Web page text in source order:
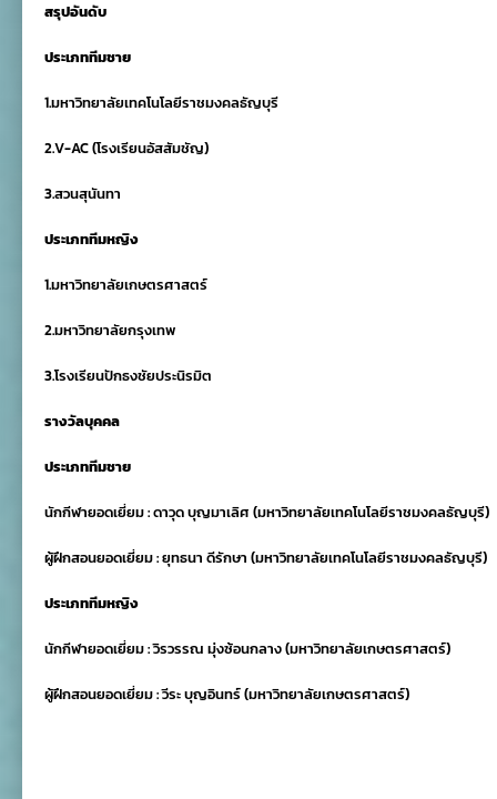
สรุปอันดับ
ประเภททีมชาย
1.มหาวิทยาลัยเทคโนโลยีราชมงคลธัญบุรี
2.V-AC (โรงเรียนอัสสัมชัญ)
3.สวนสุนันทา
ประเภททีมหญิง
1.มหาวิทยาลัยเกษตรศาสตร์
2.มหาวิทยาลัยกรุงเทพ
3.โรงเรียนปักธงชัยประนิรมิต
รางวัลบุคคล
ประเภททีมชาย
นักกีฬายอดเยี่ยม:ดาวุด บุญมาเลิศ (มหาวิทยาลัยเทคโนโลยีราชมงคลธัญบุรี)
ผู้ฝึกสอนยอดเยี่ยม:ยุทธนา ดีรักษา (มหาวิทยาลัยเทคโนโลยีราชมงคลธัญบุรี)
ประเภททีมหญิง
นักกีฬายอดเยี่ยม:วิรวรรณ มุ่งซ้อนกลาง(มหาวิทยาลัยเกษตรศาสตร์)
ผู้ฝึกสอนยอดเยี่ยม:วีระ บุญอินทร์(มหาวิทยาลัยเกษตรศาสตร์)